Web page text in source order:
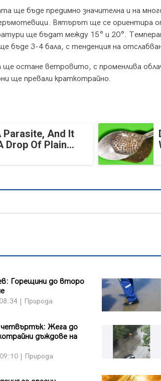
ще бъде предимно значителна и на
Вятърът ще се ориентира
ще бъдат между 15° и 20°.
бъде 3-4 бала, с тенденция на
ще остане ветровито, с променлива
ще превали краткотрайно.
Parasite, And It
Drop Of Plain...
Горещини до второ
| Природа
Жега до
дъждове на
| Природа